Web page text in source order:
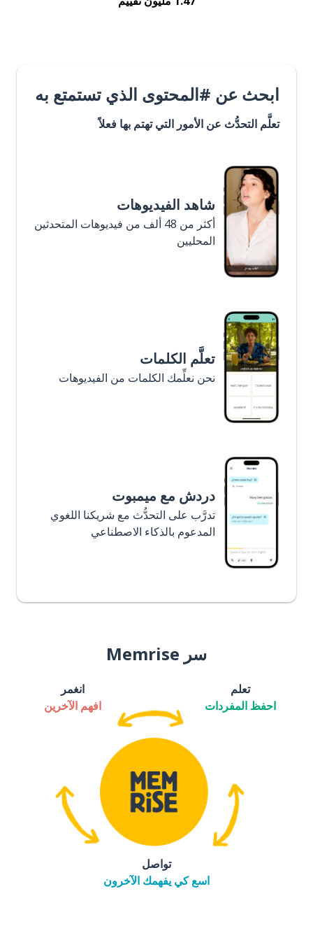
ابحث عن #المحتوى الذي تستمتع به
تعلَّم التحدُّث عن الأمور التي تهتم بها فعلاً
شاهد الفيديوهات
أكثر من 48 ألف من فيديوهات المتحدثين
المحليين
تعلَّم الكلمات
نحن نعلِّمك الكلمات من الفيديوهات
دردش مع ميمبوت
تدرَّب على التحدُّث مع شريكنا اللغوي
المدعوم بالذكاء الاصطناعي
سر Memrise
تعلم
احفظ المفردات
انغمر
افهم الآخرين
تواصل
اسع كي يفهمك الآخرون